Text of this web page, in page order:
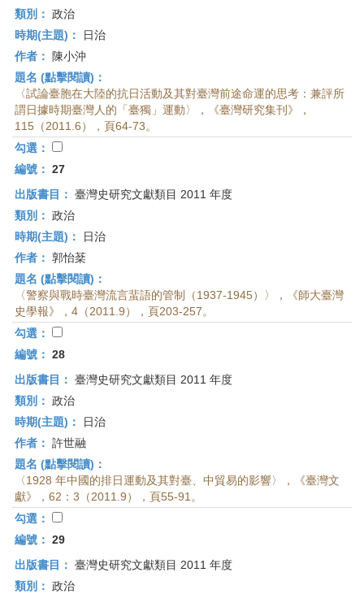
類別： 政治
時期(主題)：
日治
作者：
陳小沖
題名 (點擊閱讀)：
〈試論臺胞在大陸的抗日活動及其對臺灣前途命運的思考：兼評所
謂日據時期臺灣人的「臺獨」運動〉，《臺灣研究集刊》，
115（2011.6），頁64-73。
勾選：
編號： 27
出版書目： 臺灣史研究文獻類目 2011 年度
類別： 政治
時期(主題)：
日治
作者： 郭怡棻
題名 (點擊閱讀)：
〈警察與戰時臺灣流言蜚語的管制（1937-1945）〉，《師大臺灣
史學報》，4（2011.9），頁203-257。
勾選：
編號： 28
出版書目： 臺灣史研究文獻類目 2011 年度
類別： 政治
時期(主題)：
日治
作者： 許世融
題名 (點擊閱讀)：
〈1928 年中國的排日運動及其對臺、中貿易的影響〉，《臺灣文
獻》，62：3（2011.9），頁55-91。
勾選：
編號： 29
出版書目： 臺灣史研究文獻類目 2011 年度
類別： 政治